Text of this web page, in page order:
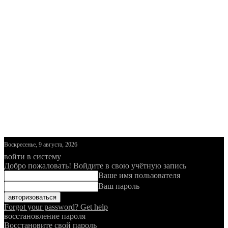
Воскресенье, 9 августа, 2026
войти в систему
Добро пожаловать! Войдите в свою учётную запись
Ваше имя пользователя
Ваш пароль
Forgot your password? Get help
восстановление пароля
Восстановите свой пароль